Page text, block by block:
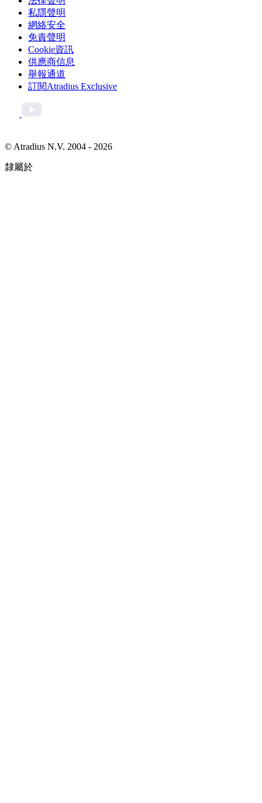
私隱聲明
網絡安全
免責聲明
Cookie資訊
供應商信息
舉報通道
訂閱Atradius Exclusive
© Atradius N.V. 2004 - 2026
隸屬於